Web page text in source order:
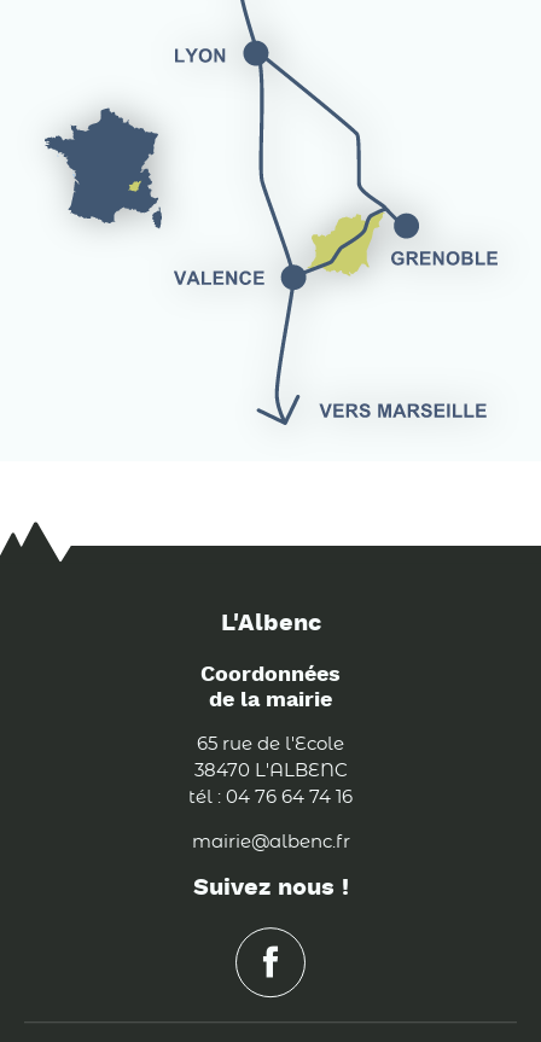
L'Albenc
Coordonnées
de la mairie
65 rue de l'Ecole
38470 L'ALBENC
tél : 04 76 64 74 16
mairie@albenc.fr
Suivez nous !